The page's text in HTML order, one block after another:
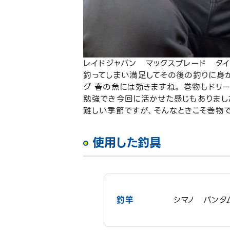
レイドジャパン マックスブレード タ
釣ってしまい満足してその後の釣りに
グ 春の魚には効きますね。 巻物もドリ
勉強でき今回に活かせた感じもありま
難しい季節ですが、そんなときこそ巻物
使用した釣具
釣竿 シマノ バン